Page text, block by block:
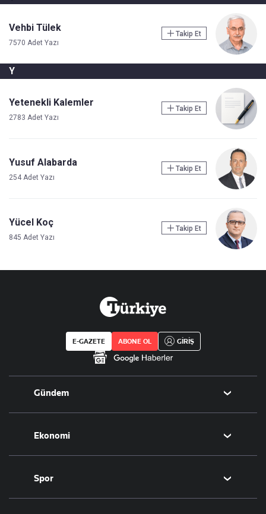
Vehbi Tülek
7570 Adet Yazı
Takip Et
Y
Yetenekli Kalemler
2783 Adet Yazı
Takip Et
Yusuf Alabarda
254 Adet Yazı
Takip Et
Yücel Koç
845 Adet Yazı
Takip Et
E-GAZETE ABONE OL GİRİŞ
Gündem
Politika
Eğitim
Ekonomi
Borsa
Altın
Döviz
Spor
Futbol